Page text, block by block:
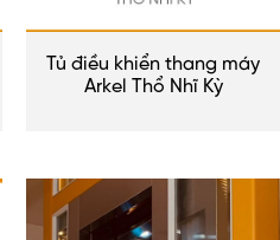
Tủ điều khiển thang máy
Arkel Thổ Nhĩ Kỳ